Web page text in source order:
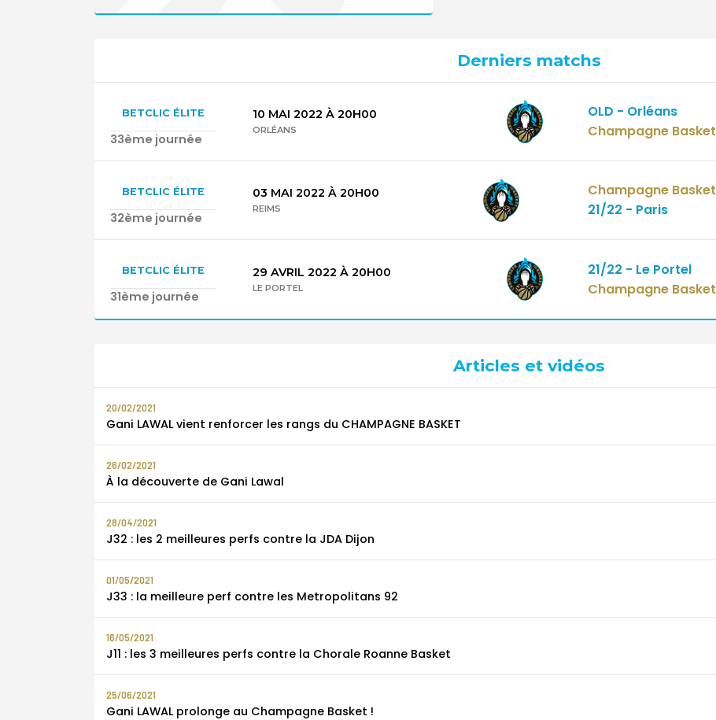
Derniers matchs
BETCLIC ÉLITE
33ème journée
10 MAI 2022 À 20H00
ORLÉANS Champagne Basket
OLD - Orléans
BETCLIC ÉLITE
32ème journée
03 MAI 2022 À 20H00
REIMS
Champagne Basket
21/22 - Paris
BETCLIC ÉLITE
31ème journée
29 AVRIL 2022 À 20H00
LE PORTEL Champagne Basket
21/22 - Le Portel
Articles et vidéos
20/02/2021
Gani LAWAL vient renforcer les rangs du CHAMPAGNE BASKET
26/02/2021
À la découverte de Gani Lawal
28/04/2021
J32 : les 2 meilleures perfs contre la JDA Dijon
01/05/2021
J33 : la meilleure perf contre les Metropolitans 92
16/05/2021
J11 : les 3 meilleures perfs contre la Chorale Roanne Basket
25/06/2021
Gani LAWAL prolonge au Champagne Basket !